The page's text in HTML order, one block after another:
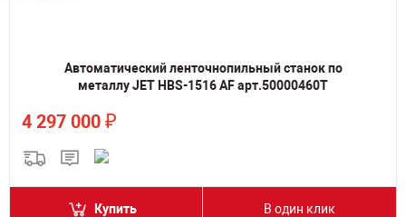
Автоматический ленточнопильный станок по
металлу JET HBS-1516 AF арт.50000460T
4 297 000 ₽
Купить В один клик